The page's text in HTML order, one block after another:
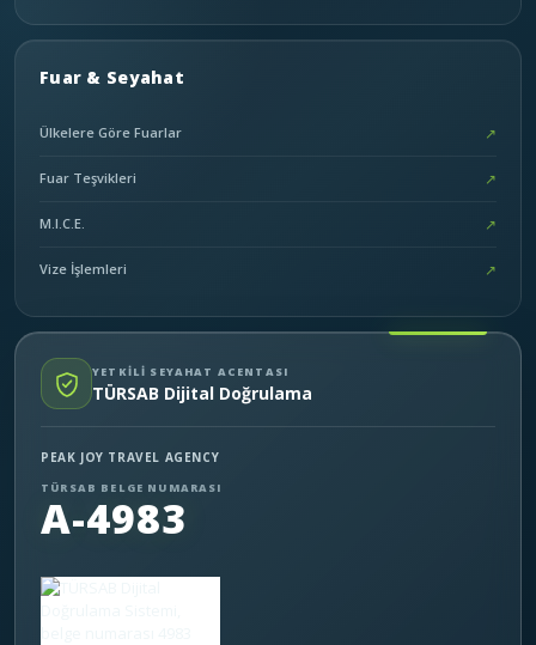
Fuar & Seyahat
Ülkelere Göre Fuarlar ↗
Fuar Teşvikleri ↗
M.I.C.E. ↗
Vize İşlemleri ↗
YETKİLİ SEYAHAT ACENTASI
TÜRSAB Dijital Doğrulama
PEAK JOY TRAVEL AGENCY
TÜRSAB BELGE NUMARASI
A-4983